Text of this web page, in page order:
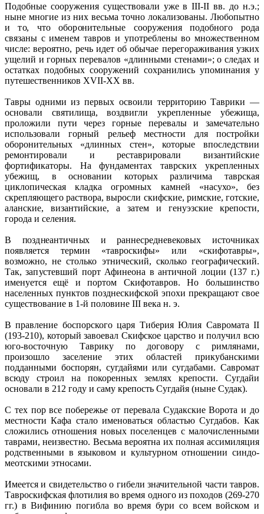
Подобные сооружения существовали уже в III-II вв. до н.э.;
ныне многие из них весьма точно локализованы. Любопытно
и то, что оборонительные сооружения подобного рода
связаны с именем тавров и употреблены во множественном
числе: вероятно, речь идет об обычае перегораживания узких
ущелий и горных перевалов «длинными стенами»; о следах и
остатках подобных сооружений сохранились упоминания у
путешественников XVII-XX вв.
Тавры одними из первых освоили территорию Таврики —
основали святилища, воздвигли укрепленные убежища,
проложили пути через горные перевалы и замечательно
использовали горный рельеф местности для постройки
оборонительных «длинных стен», которые впоследствии
ремонтировали и реставрировали византийские
фортификаторы. На фундаментах таврских укрепленных
убежищ, в основании которых различима таврская
циклопическая кладка огромных камней «насухо», без
скрепляющего раствора, выросли скифские, римские, готские,
аланские, византийские, а затем и генуэзские крепости,
города и селения.
В позднеантичных и раннесредневековых источниках
появляется термин «тавроскифы» или «скифотавры»,
возможно, не столько этнический, сколько географический.
Так, запустевший порт Афинеона в античной лоции (137 г.)
именуется ещё и портом Скифотавров. Но большинство
населенных пунктов позднескифской эпохи прекращают свое
существование в 1-й половине III века н. э.
В правление боспорского царя Тиберия Юлия Савромата II
(193-210), который завоевал Скифское царство и получил всю
юго-восточную Таврику по договору с римлянами,
произошло заселение этих областей прикубанскими
подданными боспорян, сугдайями или сугдабами. Савромат
всюду строил на покоренных землях крепости. Сугдайи
основали в 212 году и саму крепость Сугдайя (ныне Судак).
С тех пор все побережье от перевала Судакские Ворота и до
местности Кафа стало именоваться областью Сугдабов. Как
сложились отношения новых поселенцев с малочисленными
таврами, неизвестно. Весьма вероятна их полная ассимиляция
родственными в языковом и культурном отношении синдо-
меотскими этносами.
Имеется и свидетельство о гибели значительной части тавров.
Тавроскифская флотилия во время одного из походов (269-270
гг.) в Вифинию погибла во время бури со всем войском и